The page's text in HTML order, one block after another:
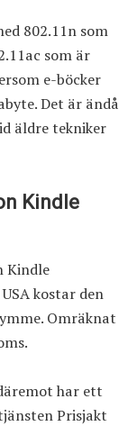
802.11n som
som är
e-böcker
Det är ändå
äldre tekniker
Kindle
Kindle
kostar den
Omräknat
har ett
Prisjakt